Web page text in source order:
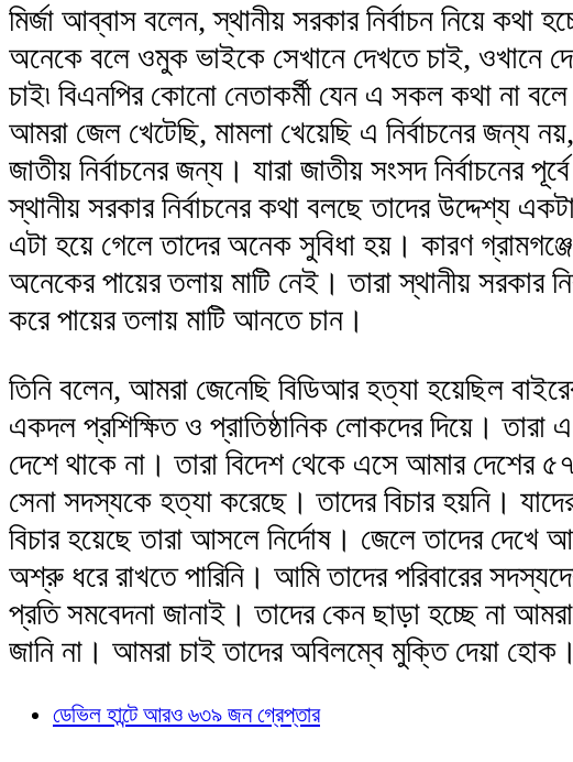
মির্জা আব্বাস বলেন, স্থানীয় সরকার নির্বাচন নিয়ে কথা
অনেকে বলে ওমুক ভাইকে সেখানে দেখতে চাই, ওখানে
চাই৷ বিএনপির কোনো নেতাকর্মী যেন এ সকল কথা না
আমরা জেল খেটেছি, মামলা খেয়েছি এ নির্বাচনের জন্য নয়,
জাতীয় নির্বাচনের জন্য। যারা জাতীয় সংসদ নির্বাচনের পূর্বে
স্থানীয় সরকার নির্বাচনের কথা বলছে তাদের উদ্দেশ্য
এটা হয়ে গেলে তাদের অনেক সুবিধা হয়। কারণ গ্রামগঞ্জে
অনেকের পায়ের তলায় মাটি নেই। তারা স্থানীয় সরকার
করে পায়ের তলায় মাটি আনতে চান।
তিনি বলেন, আমরা জেনেছি বিডিআর হত্যা হয়েছিল
একদল প্রশিক্ষিত ও প্রাতিষ্ঠানিক লোকদের দিয়ে। তারা এ
দেশে থাকে না। তারা বিদেশ থেকে এসে আমার দেশের
সেনা সদস্যকে হত্যা করেছে। তাদের বিচার হয়নি।
বিচার হয়েছে তারা আসলে নির্দোষ। জেলে তাদের দেখে
অশ্রু ধরে রাখতে পারিনি। আমি তাদের পরিবারের
প্রতি সমবেদনা জানাই। তাদের কেন ছাড়া হচ্ছে না আমরা
জানি না। আমরা চাই তাদের অবিলম্বে মুক্তি দেয়া হোক।
ডেভিল হান্টে আরও ৬৩৯ জন গ্রেপ্তার